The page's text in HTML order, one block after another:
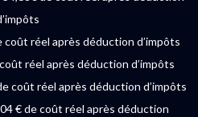
réel après déduction d’impôts
réel après déduction d’impôts
coût réel après déduction d’impôts
€ de coût réel après déduction